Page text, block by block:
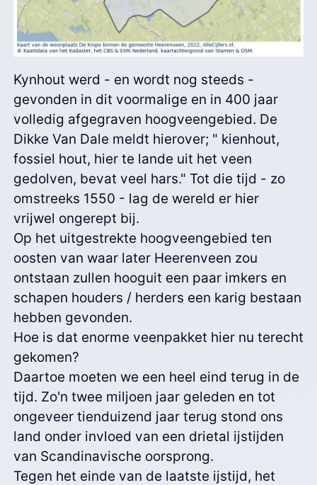
Kynhout werd - en wordt nog steeds -
gevonden in dit voormalige en in 400 jaar
volledig afgegraven hoogveengebied. De
Dikke Van Dale meldt hierover; " kienhout,
fossiel hout, hier te lande uit het veen
gedolven, bevat veel hars." Tot die tijd - zo
omstreeks 1550 - lag de wereld er hier
vrijwel ongerept bij.
Op het uitgestrekte hoogveengebied ten
oosten van waar later Heerenveen zou
ontstaan zullen hooguit een paar imkers en
schapen houders / herders een karig bestaan
hebben gevonden.
Hoe is dat enorme veenpakket hier nu terecht
gekomen?
Daartoe moeten we een heel eind terug in de
tijd. Zo'n twee miljoen jaar geleden en tot
ongeveer tienduizend jaar terug stond ons
land onder invloed van een drietal ijstijden
van Scandinavische oorsprong.
Tegen het einde van de laatste ijstijd, het